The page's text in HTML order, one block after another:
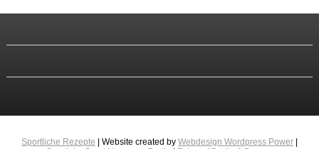
Sportliche Rezepte | Website created by Webdesign Wordpress Power|